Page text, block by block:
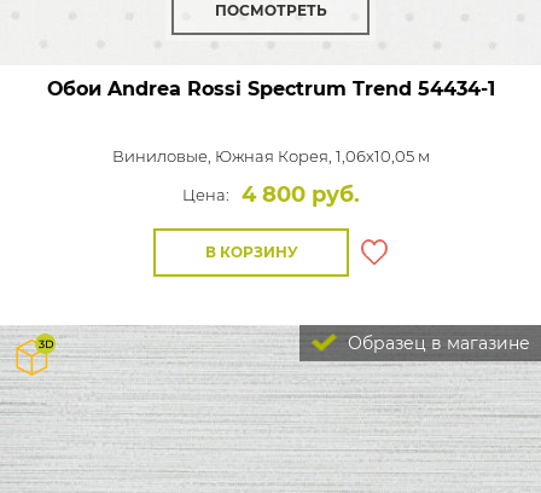
ПОСМОТРЕТЬ
Обои Andrea Rossi Spectrum Trend 54434-1
Виниловые, Южная Корея, 1,06x10,05 м
Цена:
4 800 руб.
В КОРЗИНУ
Образец в магазине